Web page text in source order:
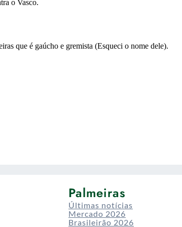
Palmeiras
Últimas notícias
Mercado 2026
Brasileirão 2026